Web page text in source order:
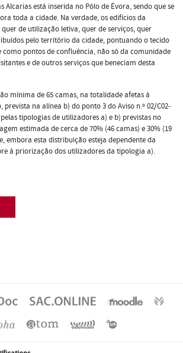
Alcarias está inserida no Pólo de Évora, sendo que se
toda a cidade. Na verdade, os edifícios da
de utilização letiva, quer de serviços, quer
pelo território da cidade, pontuando o tecido
como pontos de confluência, não só da comunidade
e de outros serviços que beneciam desta
mínima de 65 camas, na totalidade afetas à
na alínea b) do ponto 3 do Aviso n.º 02/C02-
tipologias de utilizadores a) e b) previstas no
estimada de cerca de 70% (46 camas) e 30% (19
embora esta distribuição esteja dependente da
à priorização dos utilizadores da tipologia a).